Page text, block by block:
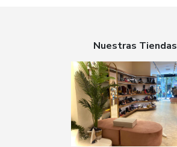
Nuestras Tiendas